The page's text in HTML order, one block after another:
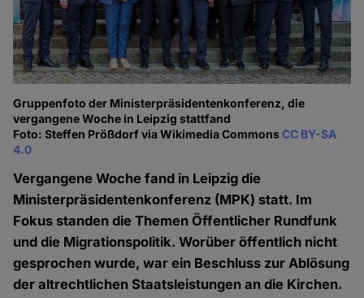
Gruppenfoto der Ministerpräsidentenkonferenz, die
vergangene Woche in Leipzig stattfand
Foto: Steffen Prößdorf via Wikimedia CommonsCC BY-SA
4.0
Vergangene Woche fand in Leipzig die
Ministerpräsidentenkonferenz (MPK) statt. Im
Fokus standen die Themen Öffentlicher Rundfunk
und die Migrationspolitik. Worüber öffentlich nicht
gesprochen wurde, war ein Beschluss zur Ablösung
der altrechtlichen Staatsleistungen an die Kirchen.